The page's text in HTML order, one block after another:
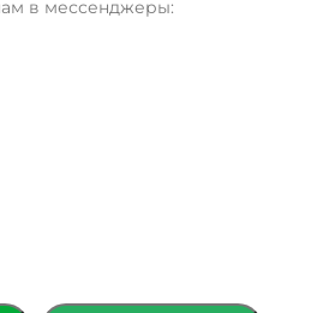
в мессенджеры: